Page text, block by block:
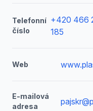
Telefonní
číslo
+420 466
185
Web
E-mailová
adresa